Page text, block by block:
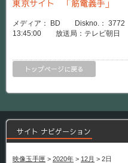
東京サイト 「筋電義手」
メディア： BD Diskno.：
13:45:00 放送局：テレビ朝日
トップページに戻る
サイト ナビゲーション
映像玉手匣 > 2020年 > 12月 > 2日